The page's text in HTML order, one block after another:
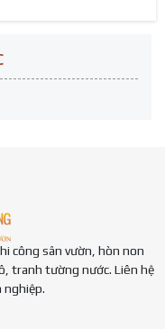
công sân vườn, hòn non
tranh tường nước. Liên hệ
nghiệp.